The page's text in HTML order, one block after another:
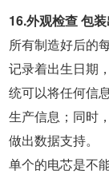
16.外观检查 包
所有制造好后的
记录着出生日期
统可以将任何信
生产信息；同时
做出数据支持。
单个的电芯是不